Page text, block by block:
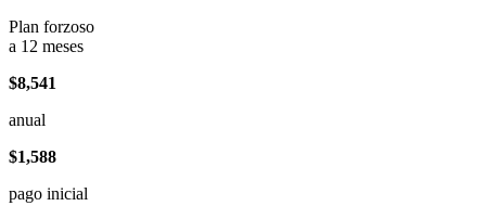
Plan forzoso
a 12 meses
$8,541
anual
$1,588
pago inicial